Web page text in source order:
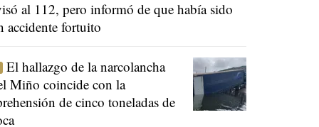
al 112, pero informó de que había sido
accidente fortuito
El hallazgo de la narcolancha
Miño coincide con la
de cinco toneladas de